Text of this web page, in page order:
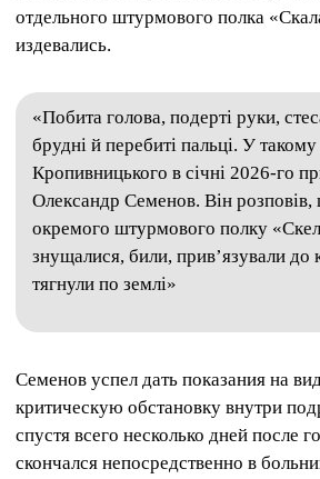
отдельного штурмового полка
издевались.
«Побита голова, подерті руки,
брудні й перебиті пальці. У такому
Кропивницького в січні 2026-го
Олександр Семенов. Він розповів,
окремого штурмового полку
знущалися, били, привʼязували до
тягнули по землі»
Семенов успел дать показания на
критическую обстановку внутри
спустя всего несколько дней после
скончался непосредственно в